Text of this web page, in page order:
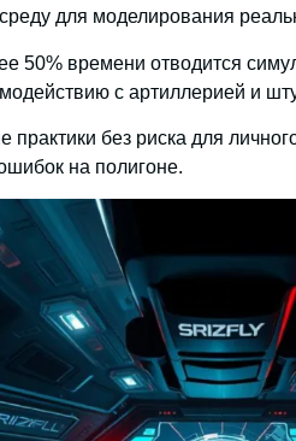
для моделирования
50% времени отводится
с артиллерией и
без риска для
на полигоне.